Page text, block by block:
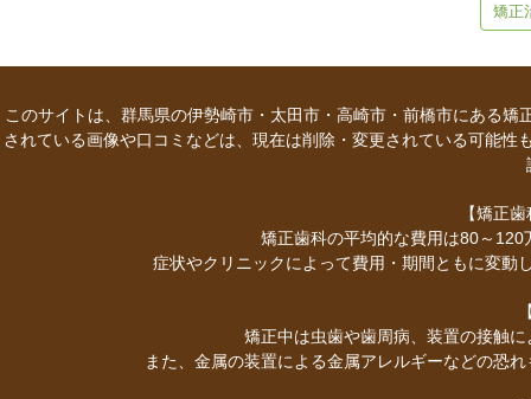
矯正
このサイトは、群馬県の伊勢崎市・太田市・高崎市・前橋市にある
されている画像や口コミなどは、現在は削除・変更されている可能
【矯正
矯正歯科の平均的な費用は80～
症状やクリニックによって費用・期間ともに変動
矯正中は虫歯や歯周病、装置の接触
また、金属の装置による金属アレルギーなどの恐